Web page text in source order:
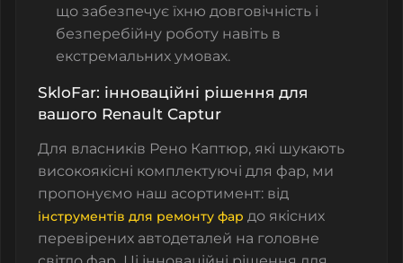
що забезпечує їхню довговічність і
безперебійну роботу навіть в
екстремальних умовах.
SkloFar: інноваційні рішення для
вашого Renault Captur
Для власників Рено Каптюр, які шукають
високоякісні комплектуючі для фар, ми
пропонуємо наш асортимент: від
інструментів для ремонту фар до якісних
перевірених автодеталей на головне